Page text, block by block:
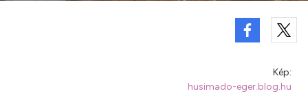
Kép:
husimado-eger.blog.hu